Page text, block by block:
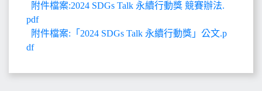
附件檔案:2024 SDGs Talk 永續行動獎 競賽辦法.
pdf
附件檔案:「2024 SDGs Talk 永續行動獎」公文.p
df